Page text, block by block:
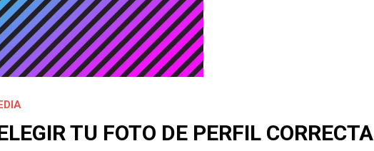
TU FOTO DE PERFIL CORRECTA